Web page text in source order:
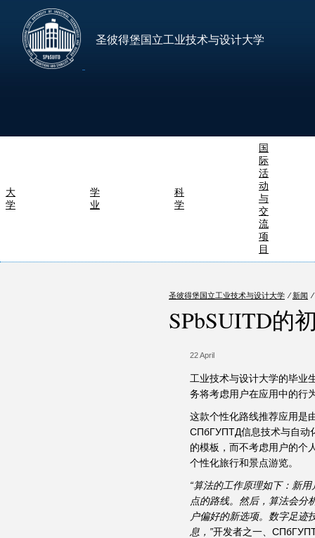
圣彼得堡国立工业技术与设计大学
大
学
学
业
科
学
国
际
活
动
与
交
流
项
目
圣彼得堡国立工业技术与设计大学 ⁄ 新闻 ⁄
SPbSUITD的
22 April
工业技术与设计大学的毕业
务将考虑用户在应用中的行
这款个性化路线推荐应用是
СПбГУПТД信息技术与自动
的模板，而不考虑用户的个
个性化旅行和景点游览。
“算法的工作原理如下：新
点的路线。然后，算法会分
户偏好的新选项。数字足迹
息，”开发者之一、